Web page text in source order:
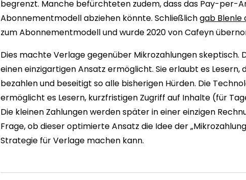
begrenzt. Manche befürchteten zudem, dass das Pay-per-
Abonnementmodell abziehen könnte. Schließlichgab Blenle
zum Abonnementmodell und wurde 2020 von Cafeyn
Dies machte Verlage gegenüber Mikrozahlungen skeptisch.
einen einzigartigen Ansatz ermöglicht. Sie erlaubt es Lesern,
bezahlen und beseitigt so alle bisherigen Hürden. Die
ermöglicht es Lesern, kurzfristigen Zugriff auf Inhalte (für
Die kleinen Zahlungen werden später in einer einzigen
Frage, ob dieser optimierte Ansatz die Idee der
Strategie für Verlage machen kann.